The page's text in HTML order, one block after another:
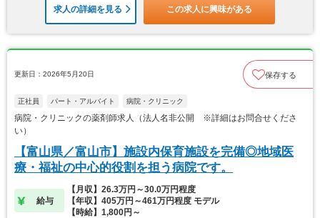
求人の詳細を見る この求人に興味がある
更新日：2026年5月20日 保存する
正社員 パート・アルバイト 病院・クリニック
病院・クリニックの薬剤師求人（法人名非公開 ※詳細はお問合せくださ
い）
【富山県／富山市】施設内保育施設を完備◎地域医
療・福祉の中心的役割を担う病院です。
給与
【月収】26.3万円～30.0万円程度
【年収】405万円～461万円程度 モデル
【時給】1,800円～